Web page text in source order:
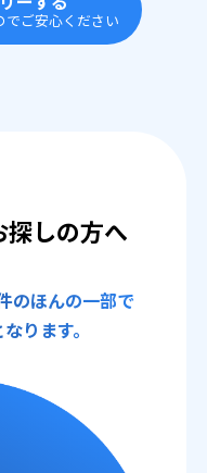
ご安心ください
しの方へ
のほんの一部で
ります。